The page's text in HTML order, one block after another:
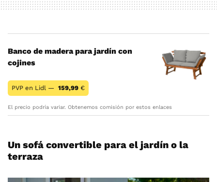
Banco de madera para jardín con
cojines
PVP en Lidl — 159,99 €
El precio podría variar. Obtenemos comisión por estos enlaces
Un sofá convertible para el jardín o la
terraza